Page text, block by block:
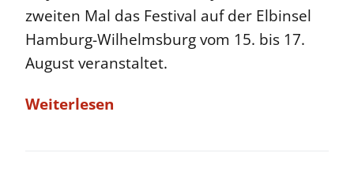
zweiten Mal das Festival auf der Elbinsel
Hamburg-Wilhelmsburg vom 15. bis 17.
August veranstaltet.
Weiterlesen